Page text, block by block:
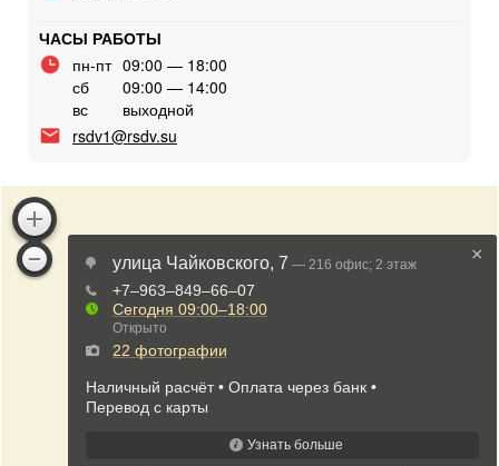
ЧАСЫ РАБОТЫ
пн-пт 09:00 — 18:00
сб
09:00 — 14:00
вс
выходной
rsdv1@rsdv.su